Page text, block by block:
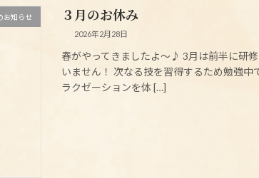
お知らせ ３月のお休み
2026年2月28日
春がやってきましたよ～♪ 3月は前半に研
いません！ 次なる技を習得するため勉強
ラクゼーションを体 […]